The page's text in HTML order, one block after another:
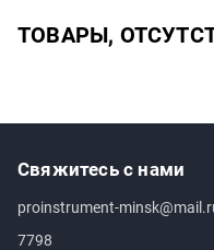
ТОВАРЫ,
Свяжитесь с нами
proinstrument-
7798